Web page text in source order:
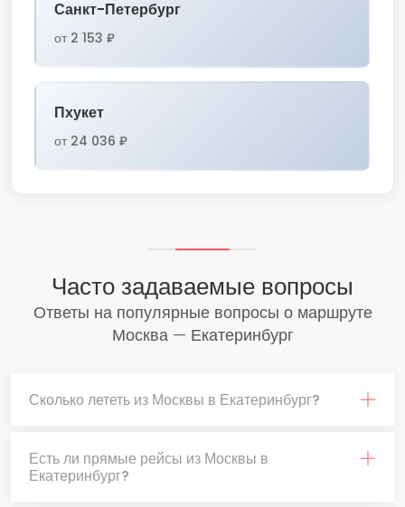
Санкт-Петербург
от 2 153 ₽
Пхукет
от 24 036 ₽
Часто задаваемые вопросы
Ответы на популярные вопросы о маршруте
Москва — Екатеринбург
Сколько лететь из Москвы в Екатеринбург?
Есть ли прямые рейсы из Москвы в
Екатеринбург?